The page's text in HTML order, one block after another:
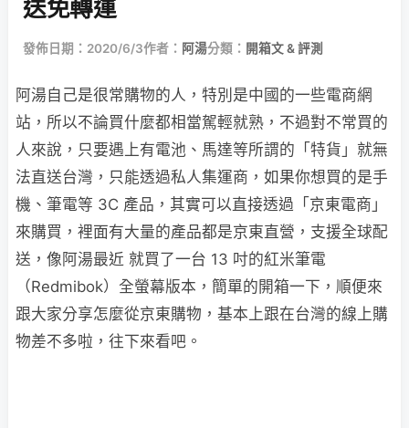
送免轉運
發佈日期：2020/6/3作者： 阿湯分類： 開箱文 & 評測
阿湯自己是很常購物的人，特別是中國的一些電商網
站，所以不論買什麼都相當駕輕就熟，不過對不常買的
人來說，只要遇上有電池、馬達等所謂的「特貨」就無
法直送台灣，只能透過私人集運商，如果你想買的是手
機、筆電等 3C 產品，其實可以直接透過「京東電商」
來購買，裡面有大量的產品都是京東直營，支援全球配
送，像阿湯最近 就買了一台 13 吋的紅米筆電
（Redmibok）全螢幕版本，簡單的開箱一下，順便來
跟大家分享怎麼從京東購物，基本上跟在台灣的線上購
物差不多啦，往下來看吧。